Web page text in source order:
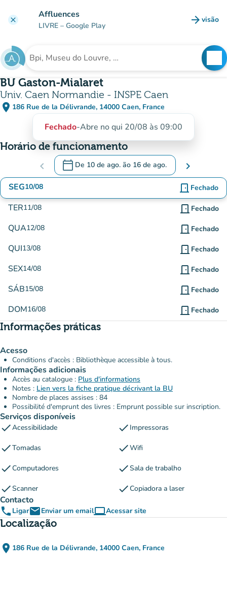
clear Affluences
LIVRE – Google Play arrow_forward visão
(novo
Procura uma instituição
BU Gaston-Mialaret
Univ. Caen Normandie - INSPE Caen
place 186 Rue de la Délivrande, 14000 Caen, France
(abrir no Google Maps)
(novo separador)
Fechado-Abre no qui 20/08 às 09:00
Horário de funcionamento
chevron_left calendar_today De 10 de ago. ão 16 de ago.
.Abra o calendário para alterar as datas
chevron_right
SEG10/08 door_front Fechado
TER11/08 door_front Fechado
QUA12/08 door_front Fechado
QUI13/08 door_front Fechado
SEX14/08 door_front Fechado
SÁB15/08 door_front Fechado
DOM16/08 door_front Fechado
Informações práticas
Acesso
Conditions d'accès : Bibliothèque accessible à tous.
Informações adicionais
Accès au catalogue : Plus d'informations
Notes : Lien vers la fiche pratique décrivant la BU
Nombre de places assises : 84
Possibilité d'emprunt des livres : Emprunt possible sur inscription.
Serviços disponíveis
checkAcessibilidade check Impressoras
checkTomadas checkWifi
checkComputadores checkSala de trabalho
checkScanner checkCopiadora a laser
Contacto
phone LigaremailEnviar um emailcomputerAcessar site
(novo separador)
Localização
place 186 Rue de la Délivrande, 14000 Caen, France
(abrir no Google Maps)
(novo separador)